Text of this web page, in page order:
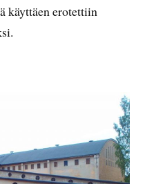
käyttäen erotettiin